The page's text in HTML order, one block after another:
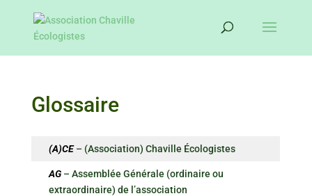
Glossaire
(A)CE– (Association) Chaville Écologistes
AG– Assemblée Générale (ordinaire ou
extraordinaire) de l’association